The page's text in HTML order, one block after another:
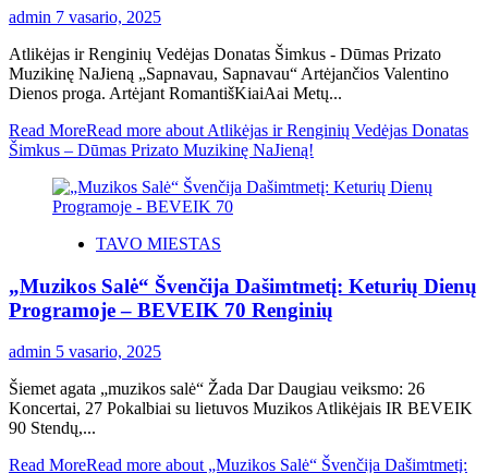
admin 7 vasario, 2025
Atlikėjas ir Renginių Vedėjas Donatas Šimkus - Dūmas Prizato
Muzikinę NaJieną „Sapnavau, Sapnavau“ Artėjančios Valentino
Dienos proga. Artėjant RomantišKiaiAai Metų...
Read MoreRead more about Atlikėjas ir Renginių Vedėjas Donatas
Šimkus – Dūmas Prizato Muzikinę NaJieną!
TAVO MIESTAS
„Muzikos Salė“ Švenčija Dašimtmetį: Keturių Dienų
Programoje – BEVEIK 70 Renginių
admin 5 vasario, 2025
Šiemet agata „muzikos salė“ Žada Dar Daugiau veiksmo: 26
Koncertai, 27 Pokalbiai su lietuvos Muzikos Atlikėjais IR BEVEIK
90 Stendų,...
Read MoreRead more about „Muzikos Salė“ Švenčija Dašimtmetį: